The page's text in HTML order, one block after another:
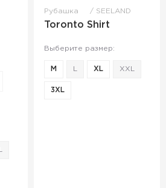
Рубашка SEELAND
Toronto Shirt
Выберите размер:
M XL XXL
3XL